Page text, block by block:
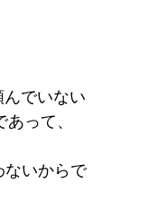
でいない
って、
ないからで